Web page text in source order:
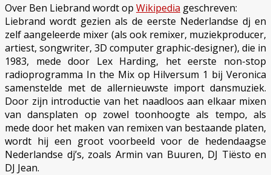
Over Ben Liebrand wordt op Wikipedia geschreven:
Liebrand wordt gezien als de eerste Nederlandse dj en
zelf aangeleerde mixer (als ook remixer, muziekproducer,
artiest, songwriter, 3D computer graphic-designer), die in
1983, mede door Lex Harding, het eerste non-stop
radioprogramma In the Mix op Hilversum 1 bij Veronica
samenstelde met de allernieuwste import dansmuziek.
Door zijn introductie van het naadloos aan elkaar mixen
van dansplaten op zowel toonhoogte als tempo, als
mede door het maken van remixen van bestaande platen,
wordt hij een groot voorbeeld voor de hedendaagse
Nederlandse dj’s, zoals Armin van Buuren, DJ Tiësto en
DJ Jean.